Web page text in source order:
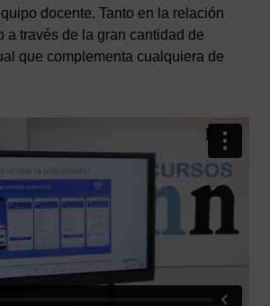
docente. Tanto en la relación
a través de la gran cantidad de
que complementa cualquiera de